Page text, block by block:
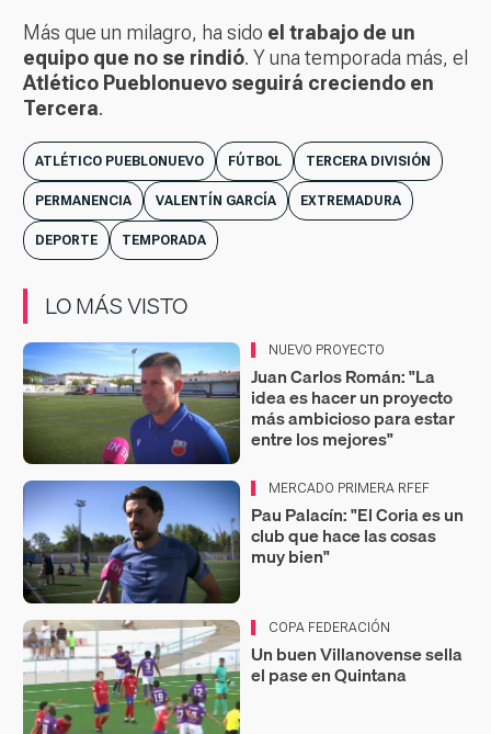
Más que un milagro, ha sido el trabajo de un
equipo que no se rindió. Y una temporada más, el
Atlético Pueblonuevo seguirá creciendo en
Tercera.
ATLÉTICO PUEBLONUEVO FÚTBOL TERCERA DIVISIÓN
PERMANENCIA VALENTÍN GARCÍA EXTREMADURA
DEPORTE TEMPORADA
LO MÁS VISTO
NUEVO PROYECTO
Juan Carlos Román: "La
idea es hacer un proyecto
más ambicioso para estar
entre los mejores"
MERCADO PRIMERA RFEF
Pau Palacín: "El Coria es un
club que hace las cosas
muy bien"
COPA FEDERACIÓN
Un buen Villanovense sella
el pase en Quintana